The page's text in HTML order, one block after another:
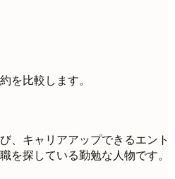
を比較します。
、キャリアアップできるエント
を探している勤勉な人物です。